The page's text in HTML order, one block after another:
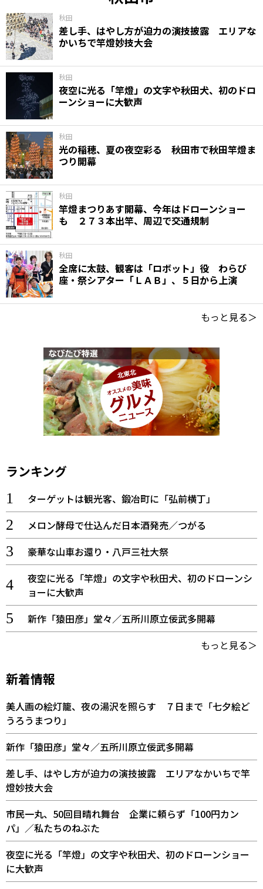
秋田
差し手、はやし方が迫力の演技披露 エリアな
かいちで竿燈妙技大会
秋田
夜空に光る「竿燈」の文字や秋田犬、初のドロ
ーンショーに大歓声
秋田
光の稲穂、夏の夜空彩る 秋田市で秋田竿燈ま
つり開幕
秋田
竿燈まつりあす開幕、今年はドローンショー
も ２７３本出竿、周辺で交通規制
秋田
全席に太鼓、観客は「ロボット」役 わらび
座・祭シアター「ＬＡＢ」、５日から上演
もっと見る＞
ランキング
ターゲットは観光客、鍛冶町に「弘前横丁」
メロン酵母で仕込んだ日本酒発売／つがる
豪華な山車お還り・八戸三社大祭
夜空に光る「竿燈」の文字や秋田犬、初のドローンシ
ョーに大歓声
新作「猿田彦」堂々／五所川原立佞武多開幕
もっと見る＞
新着情報
美人画の絵灯籠、夜の湯沢を照らす ７日まで「七夕絵ど
うろうまつり」
新作「猿田彦」堂々／五所川原立佞武多開幕
差し手、はやし方が迫力の演技披露 エリアなかいちで竿
燈妙技大会
市民一丸、50回目晴れ舞台 企業に頼らず「100円カン
パ」／私たちのねぶた
夜空に光る「竿燈」の文字や秋田犬、初のドローンショー
に大歓声